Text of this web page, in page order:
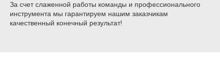
За счет слаженной работы команды и профессионального
инструмента мы гарантируем нашим заказчикам
качественный конечный результат!